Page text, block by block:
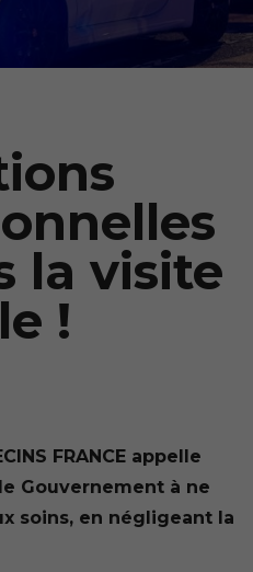
la visite
!
FRANCE appelle
Gouvernement à ne
soins, en négligeant la